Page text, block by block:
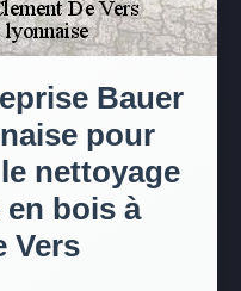
Bauer
pour
nettoyage
bois à
Vers